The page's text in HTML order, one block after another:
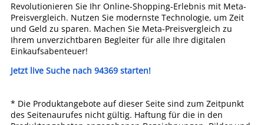
Revolutionieren Sie Ihr Online-Shopping-Erlebnis mit Meta-
Preisvergleich. Nutzen Sie modernste Technologie, um Zeit
und Geld zu sparen. Machen Sie Meta-Preisvergleich zu
Ihrem unverzichtbaren Begleiter für alle Ihre digitalen
Einkaufsabenteuer!
Jetzt live Suche nach 94369 starten!
* Die Produktangebote auf dieser Seite sind zum Zeitpunkt
des Seitenaurufes nicht gültig. Haftung für die in den